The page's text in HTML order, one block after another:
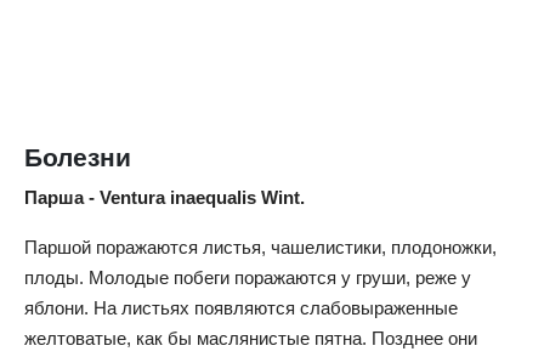
Болезни
Парша - Ventura inaequalis Wint.
Паршой поражаются листья, чашелистики, плодоножки,
плоды. Молодые побеги поражаются у груши, реже у
яблони. На листьях появляются слабовыраженные
желтоватые, как бы маслянистые пятна. Позднее они